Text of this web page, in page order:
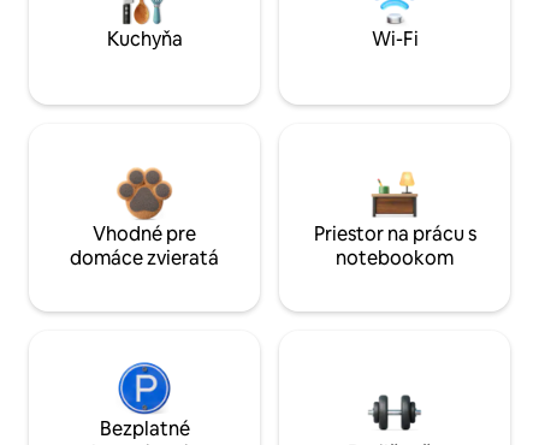
Kuchyňa Wi-Fi
Vhodné pre
domáce zvieratá
Priestor na prácu s
notebookom
Bezplatné